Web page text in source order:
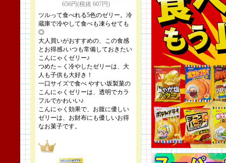
656円(税抜 607円)
ツルって食べれる5色のゼリー。冷
蔵庫で冷やして食べも凍らせても
◎
大人買いがおすすめの、この食感
とお得感♪いつも常備しておきたい
こんにゃくゼリー♪
つめた～く冷やしたゼリーは、大
人も子供も大好き！
一口サイズで食べ やすい坂製菓の
こんにゃくゼリーは、透明でカラ
フルでかわいい♪
こんにゃく効果で、お腹に優しい
ゼリーは、お財布にも優しいお得
なお菓子です。